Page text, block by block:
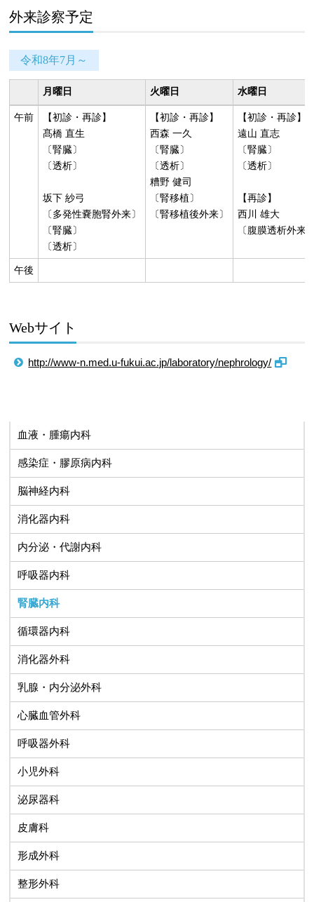
外来診察予定
令和8年7月～
月曜日 火曜日 水曜日
午前
【初診・再診】
髙橋 直生
〔腎臓〕
〔透析〕
坂下 紗弓
〔多発性嚢胞腎外来〕
〔腎臓〕
〔透析〕
【初診・再診】
西森 一久
〔腎臓〕
〔透析〕
糟野 健司
〔腎移植〕
〔腎移植後外来〕
【初診・再診】
遠山 直志
〔腎臓〕
〔透析〕
【再診】
西川 雄大
〔腹膜透析外来
午後
Webサイト
http://www-n.med.u-fukui.ac.jp/laboratory/nephrology/
血液・腫瘍内科
感染症・膠原病内科
脳神経内科
消化器内科
内分泌・代謝内科
呼吸器内科
腎臓内科
循環器内科
消化器外科
乳腺・内分泌外科
心臓血管外科
呼吸器外科
小児外科
泌尿器科
皮膚科
形成外科
整形外科